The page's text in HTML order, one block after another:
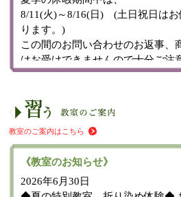
教室のご案内はこちら
《教室のお知らせ》